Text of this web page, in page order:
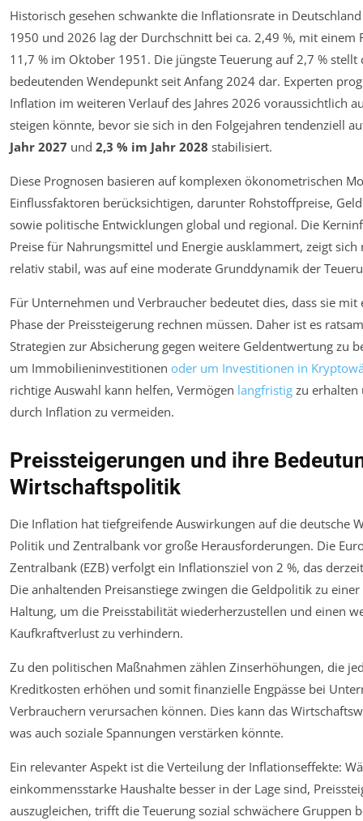
Historisch gesehen schwankte die Inflationsrate in
1950 und 2026 lag der Durchschnitt bei ca. 2,49 %, mit einem
11,7 % im Oktober 1951. Die jüngste Teuerung auf 2,7 % stellt
bedeutenden Wendepunkt seit Anfang 2024 dar. Experten
Inflation im weiteren Verlauf des Jahres 2026 voraussichtlich
steigen könnte, bevor sie sich in den Folgejahren tendenziell
Jahr 2027 und 2,3 % im Jahr 2028 stabilisiert.
Diese Prognosen basieren auf komplexen ökonometrischen
Einflussfaktoren berücksichtigen, darunter Rohstoffpreise,
sowie politische Entwicklungen global und regional. Die
Preise für Nahrungsmittel und Energie ausklammert, zeigt sich
relativ stabil, was auf eine moderate Grunddynamik der
Für Unternehmen und Verbraucher bedeutet dies, dass sie mit
Phase der Preissteigerung rechnen müssen. Daher ist es
Strategien zur Absicherung gegen weitere Geldentwertung zu
um Immobilieninvestitionen oder um Investitionen in
richtige Auswahl kann helfen, Vermögen langfristig zu erhalten
durch Inflation zu vermeiden.
Preissteigerungen und ihre
Wirtschaftspolitik
Die Inflation hat tiefgreifende Auswirkungen auf die deutsche
Politik und Zentralbank vor große Herausforderungen. Die
Zentralbank (EZB) verfolgt ein Inflationsziel von 2 %, das
Die anhaltenden Preisanstiege zwingen die Geldpolitik zu
Haltung, um die Preisstabilität wiederherzustellen und einen
Kaufkraftverlust zu verhindern.
Zu den politischen Maßnahmen zählen Zinserhöhungen, die
Kreditkosten erhöhen und somit finanzielle Engpässe bei
Verbrauchern verursachen können. Dies kann das
was auch soziale Spannungen verstärken könnte.
Ein relevanter Aspekt ist die Verteilung der Inflationseffekte:
einkommensstarke Haushalte besser in der Lage sind,
auszugleichen, trifft die Teuerung sozial schwächere Gruppen